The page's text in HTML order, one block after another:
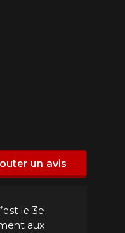
un avis
le 3e
aux